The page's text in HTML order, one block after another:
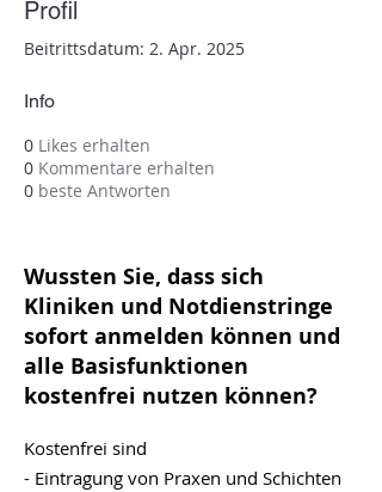
Profil
Beitrittsdatum: 2. Apr. 2025
Info
0 Likes erhalten
0 Kommentare erhalten
0 beste Antworten
Wussten Sie, dass sich
Kliniken und Notdienstringe
sofort anmelden können und
alle Basisfunktionen
kostenfrei nutzen können?
Kostenfrei sind
- Eintragung von Praxen und Schichten